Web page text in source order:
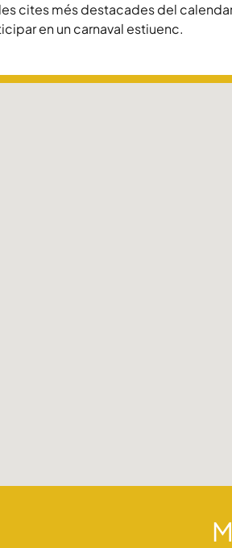
cites més destacades del
en un carnaval estiuenc.